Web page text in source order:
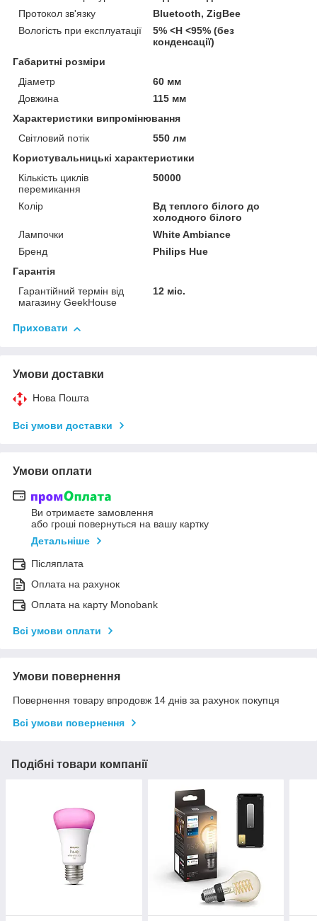
Протокол зв'язку
Bluetooth, ZigBee
Вологість при експлуатації
5% <H <95% (без
конденсації)
Габаритні розміри
Діаметр
60 мм
Довжина
115 мм
Характеристики випромінювання
Світловий потік
550 лм
Користувальницькі характеристики
Кількість циклів
перемикання
50000
Колір
Вд теплого білого до
холодного білого
Лампочки
White Ambiance
Бренд
Philips Hue
Гарантія
Гарантійний термін від
магазину GeekHouse
12 міс.
Приховати
Умови доставки
Нова Пошта
Всі умови доставки
Умови оплати
Ви отримаєте замовлення
або гроші повернуться на вашу картку
Детальніше
Післяплата
Оплата на рахунок
Оплата на карту Monobank
Всі умови оплати
Умови повернення
Повернення товару впродовж 14 днів за рахунок покупця
Всі умови повернення
Подібні товари компанії